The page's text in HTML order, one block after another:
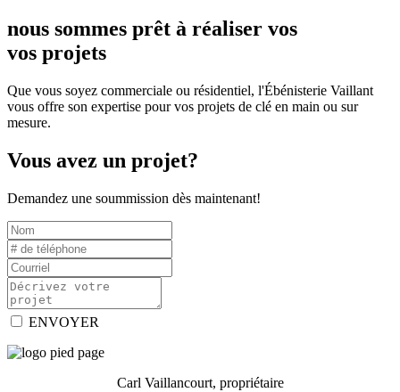
nous sommes prêt à réaliser vos
vos projets
Que vous soyez commerciale ou résidentiel, l'Ébénisterie Vaillant
vous offre son expertise pour vos projets de clé en main ou sur
mesure.
Vous avez un projet?
Demandez une soummission dès maintenant!
ENVOYER
Carl Vaillancourt, propriétaire